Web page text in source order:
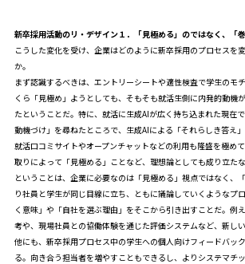
新卒採用活動のリ・デザイン１．「見極める」のではなく、「
こうした変化を受け、企業はどのように新卒採用のプロセスを
か。
まず認識するべきは、エントリーシートや適性検査で学生のモ
くら「見極め」ようとしても、そもそも就活生側に内発的動機
たということだ。特に、就活に生成AIが広く持ち込まれた現在
動機づけ」を尋ねたところで、生成AIによる「それらしき答え
就活口コミサイトやオープンチャットなどの利用も隆盛を極め
取りによって「見極める」ことなど、理想論としても成り立た
ということは、企業に必要なのは「見極める」視点ではなく、
り社員と学生が同じ目線に立ち、ともに議論していくようなプ
く意味」や「自社を選ぶ理由」をそこから引き出すことだ。例
考や、現場社員との協働体験を通じた評価システムなど、新し
他にも、新卒採用プロセス中の学生への個人向けフィードバッ
る。向き合う担当者を増やすこともできるし、よりシステマチ